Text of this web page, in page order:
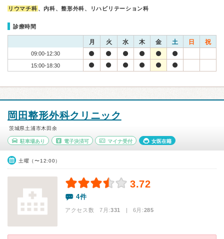
リウマチ科 、内科、整形外科、リハビリテーション科
診療時間
月 火 水 木 金 土 日 祝
09:00-12:30
15:00-18:30
岡田整形外科クリニック
茨城県土浦市木田余
駐車場あり 電子決済可 マイナ受付 女医在籍
土曜（〜12:00）
3.72
4件
アクセス数 7月:331 | 6月:285